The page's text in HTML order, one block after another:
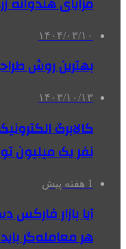
۱۴۰۴/۰۳/۱۰
بهترین روش
۱۴۰۳/۱۰/۱۳
کالابرگ
نفر یک میلیون
1 هفته پیش
آیا بازار
هر معامله‌گر